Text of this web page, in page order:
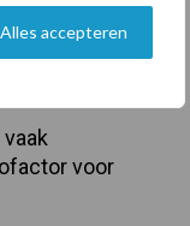
Alles accepteren
grillig:
houden
voor